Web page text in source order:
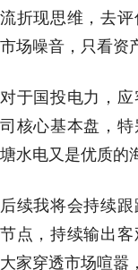
流折现思维，去
市场噪音，只看资
对于国投电力，
司核心基本盘，
塘水电又是优质的
后续我将会持续
节点，持续输出
大家穿透市场喧嚣